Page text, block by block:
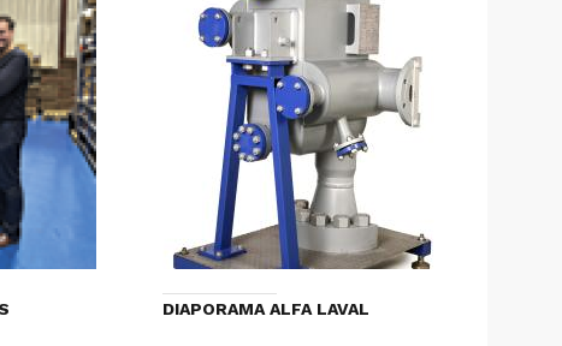
DIAPORAMA ALFA LAVAL